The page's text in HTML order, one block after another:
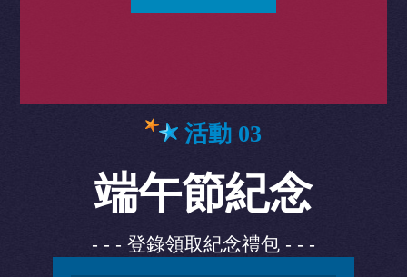
活動 03
端午節紀念
- - - 登錄領取紀念禮包 - - -